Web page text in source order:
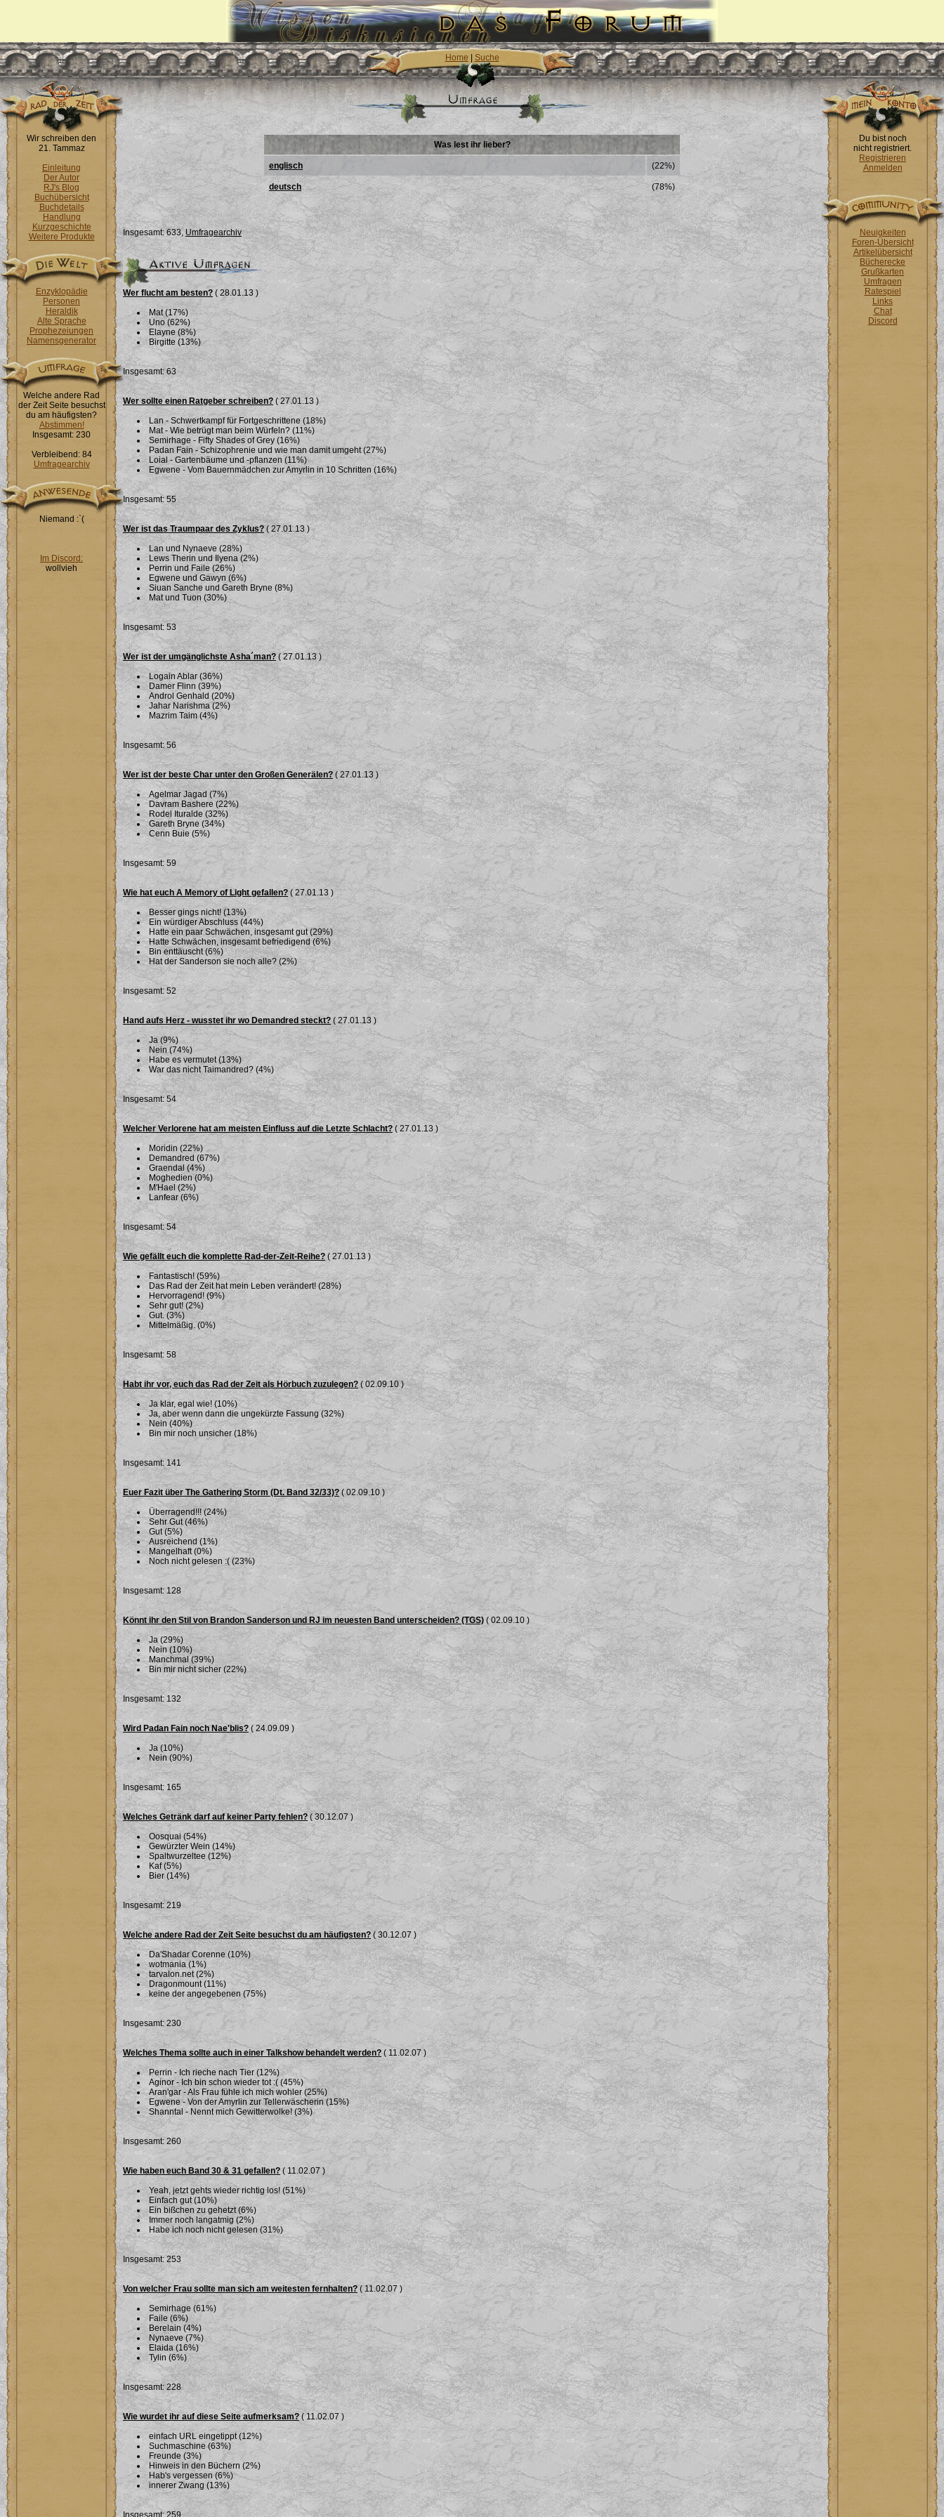
Home Suche
Wir schreiben den
21. Tammaz
Einleitung
Der Autor
RJ's Blog
Buchübersicht
Buchdetails
Handlung
Kurzgeschichte
Weitere Produkte
Enzyklopädie
Personen
Heraldik
Alte Sprache
Prophezeiungen
Namensgenerator
Welche andere Rad
der Zeit Seite besuchst
du am häufigsten?
Abstimmen!
Insgesamt: 230
Verbleibend: 84
Umfragearchiv
Niemand :`(
Im Discord:
wollvieh
Was lest ihr lieber?
englisch (22%)
deutsch (78%)
Insgesamt: 633, Umfragearchiv
Wer flucht am besten? ( 28.01.13 )
Mat (17%)
Uno (62%)
Elayne (8%)
Birgitte (13%)
Insgesamt: 63
Wer sollte einen Ratgeber schreiben?( 27.01.13 )
Lan - Schwertkampf für Fortgeschrittene (18%)
Mat - Wie betrügt man beim Würfeln? (11%)
Semirhage - Fifty Shades of Grey (16%)
Padan Fain - Schizophrenie und wie man damit umgeht (27%)
Loial - Gartenbäume und -pflanzen (11%)
Egwene - Vom Bauernmädchen zur Amyrlin in 10 Schritten (16%)
Insgesamt: 55
Wer ist das Traumpaar des Zyklus? ( 27.01.13 )
Lan und Nynaeve (28%)
Lews Therin und Ilyena (2%)
Perrin und Faile (26%)
Egwene und Gawyn (6%)
Siuan Sanche und Gareth Bryne (8%)
Mat und Tuon (30%)
Insgesamt: 53
Wer ist der umgänglichste Asha´man? ( 27.01.13 )
Logain Ablar (36%)
Damer Flinn (39%)
Androl Genhald (20%)
Jahar Narishma (2%)
Mazrim Taim (4%)
Insgesamt: 56
Wer ist der beste Char unter den Großen Generälen? ( 27.01.13 )
Agelmar Jagad (7%)
Davram Bashere (22%)
Rodel Ituralde (32%)
Gareth Bryne (34%)
Cenn Buie (5%)
Insgesamt: 59
Wie hat euch A Memory of Light gefallen?( 27.01.13 )
Besser gings nicht! (13%)
Ein würdiger Abschluss (44%)
Hatte ein paar Schwächen, insgesamt gut (29%)
Hatte Schwächen, insgesamt befriedigend (6%)
Bin enttäuscht (6%)
Hat der Sanderson sie noch alle? (2%)
Insgesamt: 52
Hand aufs Herz - wusstet ihr wo Demandred steckt? ( 27.01.13 )
Ja (9%)
Nein (74%)
Habe es vermutet (13%)
War das nicht Taimandred? (4%)
Insgesamt: 54
Welcher Verlorene hat am meisten Einfluss auf die Letzte Schlacht?( 27.01.13 )
Moridin (22%)
Demandred (67%)
Graendal (4%)
Moghedien (0%)
M'Hael (2%)
Lanfear (6%)
Insgesamt: 54
Wie gefällt euch die komplette Rad-der-Zeit-Reihe? ( 27.01.13 )
Fantastisch! (59%)
Das Rad der Zeit hat mein Leben verändert! (28%)
Hervorragend! (9%)
Sehr gut! (2%)
Gut. (3%)
Mittelmäßig. (0%)
Insgesamt: 58
Habt ihr vor, euch das Rad der Zeit als Hörbuch zuzulegen?( 02.09.10 )
Ja klar, egal wie! (10%)
Ja, aber wenn dann die ungekürzte Fassung (32%)
Nein (40%)
Bin mir noch unsicher (18%)
Insgesamt: 141
Euer Fazit über The Gathering Storm (Dt. Band 32/33)? ( 02.09.10 )
Überragend!!! (24%)
Sehr Gut (46%)
Gut (5%)
Ausreichend (1%)
Mangelhaft (0%)
Noch nicht gelesen :( (23%)
Insgesamt: 128
Könnt ihr den Stil von Brandon Sanderson und RJ im neuesten Band unterscheiden? (TGS) ( 02.09.10 )
Ja (29%)
Nein (10%)
Manchmal (39%)
Bin mir nicht sicher (22%)
Insgesamt: 132
Wird Padan Fain noch Nae'blis? ( 24.09.09 )
Ja (10%)
Nein (90%)
Insgesamt: 165
Welches Getränk darf auf keiner Party fehlen? ( 30.12.07 )
Oosquai (54%)
Gewürzter Wein (14%)
Spaltwurzeltee (12%)
Kaf (5%)
Bier (14%)
Insgesamt: 219
Welche andere Rad der Zeit Seite besuchst du am häufigsten?( 30.12.07 )
Da'Shadar Corenne (10%)
wotmania (1%)
tarvalon.net (2%)
Dragonmount (11%)
keine der angegebenen (75%)
Insgesamt: 230
Welches Thema sollte auch in einer Talkshow behandelt werden? ( 11.02.07 )
Perrin - Ich rieche nach Tier (12%)
Aginor - Ich bin schon wieder tot :( (45%)
Aran'gar - Als Frau fühle ich mich wohler (25%)
Egwene - Von der Amyrlin zur Tellerwäscherin (15%)
Shanntal - Nennt mich Gewitterwolke! (3%)
Insgesamt: 260
Wie haben euch Band 30 & 31 gefallen? ( 11.02.07 )
Yeah, jetzt gehts wieder richtig los! (51%)
Einfach gut (10%)
Ein bißchen zu gehetzt (6%)
Immer noch langatmig (2%)
Habe ich noch nicht gelesen (31%)
Insgesamt: 253
Von welcher Frau sollte man sich am weitesten fernhalten? ( 11.02.07 )
Semirhage (61%)
Faile (6%)
Berelain (4%)
Nynaeve (7%)
Elaida (16%)
Tylin (6%)
Insgesamt: 228
Wie wurdet ihr auf diese Seite aufmerksam? ( 11.02.07 )
einfach URL eingetippt (12%)
Suchmaschine (63%)
Freunde (3%)
Hinweis in den Büchern (2%)
Hab's vergessen (6%)
innerer Zwang (13%)
Insgesamt: 259
Du bist noch
nicht registriert.
Registrieren
Anmelden
Neuigkeiten
Foren-Übersicht
Artikelübersicht
Bücherecke
Grußkarten
Umfragen
Ratespiel
Links
Chat
Discord